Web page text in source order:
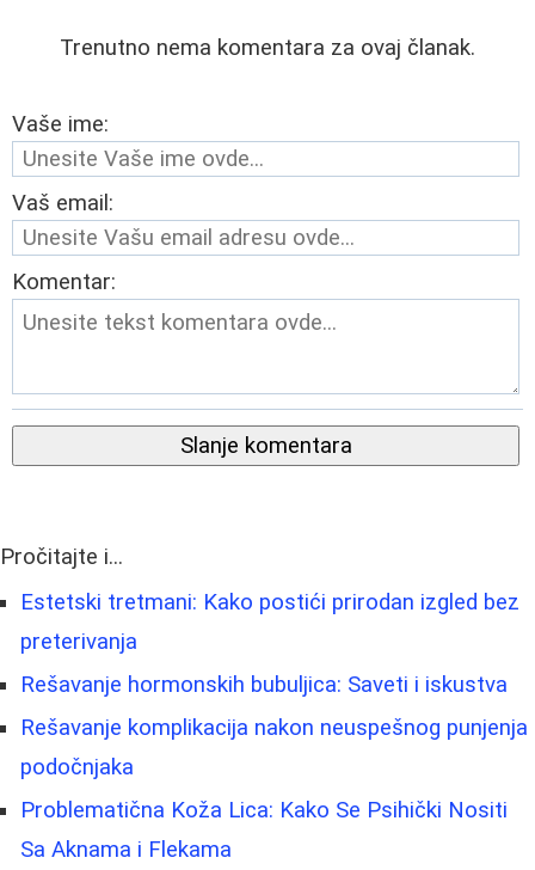
Trenutno nema komentara za ovaj članak.
Vaše ime:
Vaš email:
Komentar:
Slanje komentara
Pročitajte i...
Estetski tretmani: Kako postići prirodan izgled bez
preterivanja
Rešavanje hormonskih bubuljica: Saveti i iskustva
Rešavanje komplikacija nakon neuspešnog punjenja
podočnjaka
Problematična Koža Lica: Kako Se Psihički Nositi
Sa Aknama i Flekama